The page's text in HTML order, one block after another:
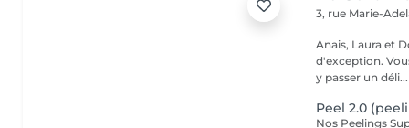
3, rue Marie-
Anais, Laura et
d'exception. Vous serez accueillis dans un cadre raffiné et feutré pour
y passer un déli...
Peel 2.0